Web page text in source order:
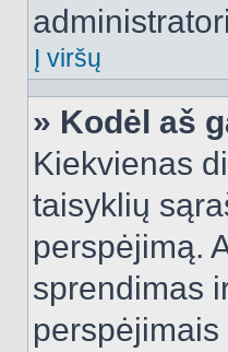
Į viršų
» Kodėl aš
Kiekvienas
taisyklių
perspėjimą.
sprendimas